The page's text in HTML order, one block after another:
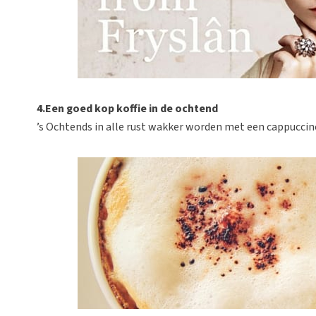
4.Een goed kop koffie in de ochtend
’s Ochtends in alle rust wakker worden met een